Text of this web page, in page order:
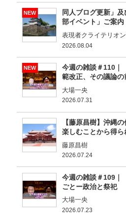
NEW
同人ブログ更新」
部イベント」ご案内
表現者クライテリオ
2026.08.04
NEW
今週の雑談＃110｜
範改正、その議論の
大場一央
2026.07.31
【藤原昌樹】沖縄
楽しむことから得ら
藤原昌樹
2026.07.24
今週の雑談＃109｜
ごとー政治と祭祀
大場一央
2026.07.23